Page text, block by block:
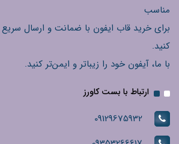
مناسب
برای خرید قاب ایفون با ضمانت و ارسال سریع
کنید.
با ما، آیفون خود را زیباتر و ایمن‌تر کنید.
ارتباط با بست کاورز
09129675932